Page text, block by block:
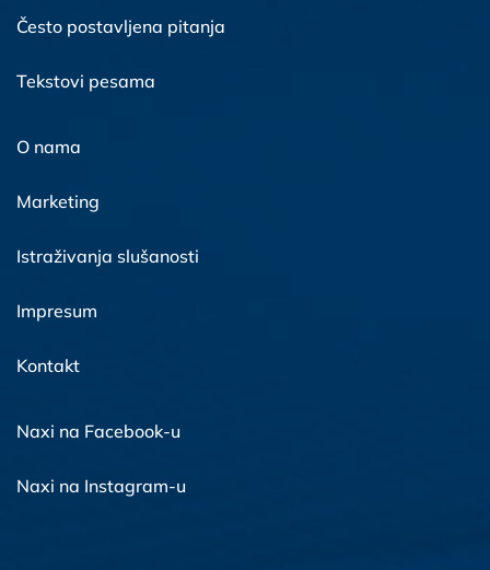
Često postavljena pitanja
Tekstovi pesama
O nama
Marketing
Istraživanja slušanosti
Impresum
Kontakt
Naxi na Facebook-u
Naxi na Instagram-u